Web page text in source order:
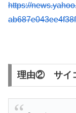
https://
理由② サイ